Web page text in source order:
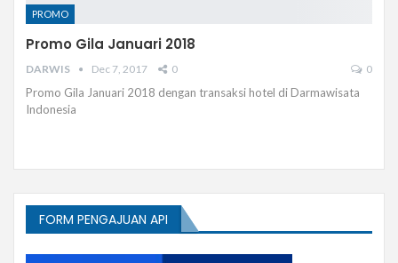
PROMO
Promo Gila Januari 2018
DARWIS Dec 7, 2017 0 0
Promo Gila Januari 2018 dengan transaksi hotel di Darmawisata
Indonesia
FORM PENGAJUAN API